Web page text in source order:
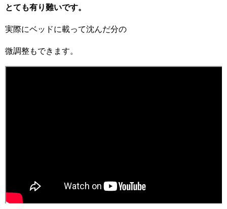
とても有り難いです。
実際にベッドに載って沈んだ分の
微調整もできます。